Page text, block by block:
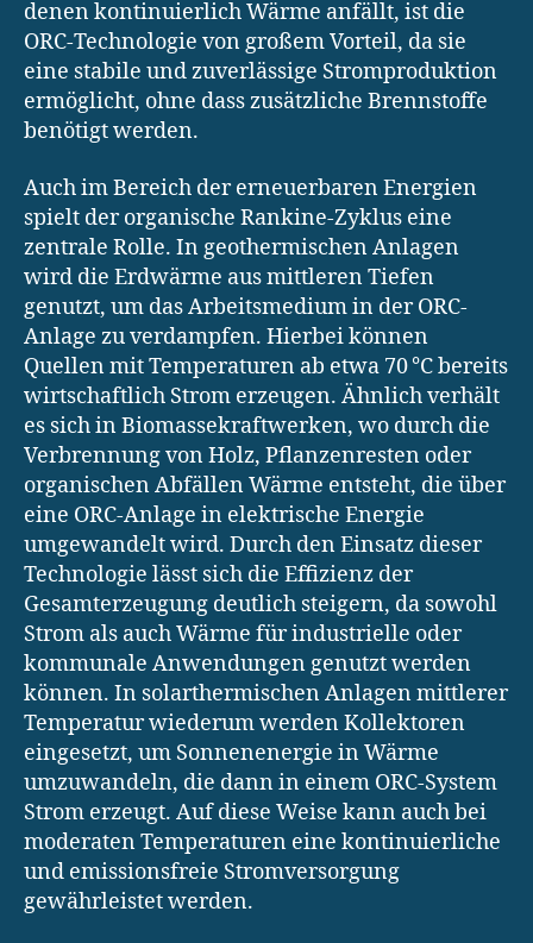
denen kontinuierlich Wärme anfällt, ist die
ORC-Technologie von großem Vorteil, da sie
eine stabile und zuverlässige Stromproduktion
ermöglicht, ohne dass zusätzliche Brennstoffe
benötigt werden.
Auch im Bereich der erneuerbaren Energien
spielt der organische Rankine-Zyklus eine
zentrale Rolle. In geothermischen Anlagen
wird die Erdwärme aus mittleren Tiefen
genutzt, um das Arbeitsmedium in der ORC-
Anlage zu verdampfen. Hierbei können
Quellen mit Temperaturen ab etwa 70 °C bereits
wirtschaftlich Strom erzeugen. Ähnlich verhält
es sich in Biomassekraftwerken, wo durch die
Verbrennung von Holz, Pflanzenresten oder
organischen Abfällen Wärme entsteht, die über
eine ORC-Anlage in elektrische Energie
umgewandelt wird. Durch den Einsatz dieser
Technologie lässt sich die Effizienz der
Gesamterzeugung deutlich steigern, da sowohl
Strom als auch Wärme für industrielle oder
kommunale Anwendungen genutzt werden
können. In solarthermischen Anlagen mittlerer
Temperatur wiederum werden Kollektoren
eingesetzt, um Sonnenenergie in Wärme
umzuwandeln, die dann in einem ORC-System
Strom erzeugt. Auf diese Weise kann auch bei
moderaten Temperaturen eine kontinuierliche
und emissionsfreie Stromversorgung
gewährleistet werden.